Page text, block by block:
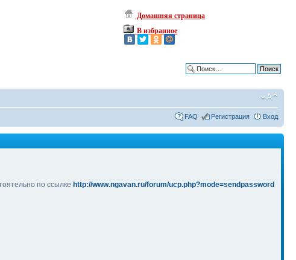
Домашняя страница
В избранное
FAQ Регистрация Вход
по ссылке http://www.ngavan.ru/forum/ucp.php?mode=sendpassword